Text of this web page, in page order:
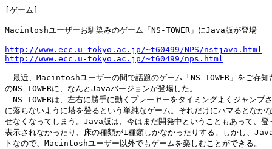
[ゲーム]
Macintoshユーザーお馴染みのゲーム「NS-TOWER」にJava版が登場
http://www.ecc.u-tokyo.ac.jp/~t60499/NPS/nstjava.html
http://www.ecc.u-tokyo.ac.jp/~t60499/nps.html
最近、Macintoshユーザーの間で話題のゲーム「NS-TOWER」をご存知
のNS-TOWERに、なんとJavaバージョンが登場した。
NS-TOWERは、左右に勝手に動くプレーヤーをタイミングよくジャンプ
に落ちないように塔を登るという単純なゲーム。それだけにハマるとなか
せなくなってしまう。Java版は、今はまだ開発中ということもあって、登
表示されなかったり、床の種類が1種類しかなかったりする。しかし、
トなので、Macintoshユーザー以外でもゲームを楽しむことができる。